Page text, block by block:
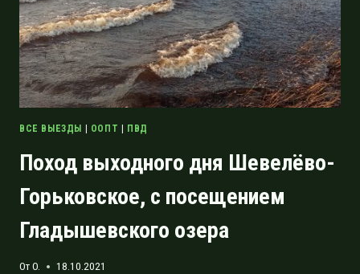
ВСЕ ВЫЕЗДЫ | ООПТ | ПВД
Поход выходного дня Шевелёво-
Горьковское, с посещением
Гладышевского озера
ОтO. 18.10.2021